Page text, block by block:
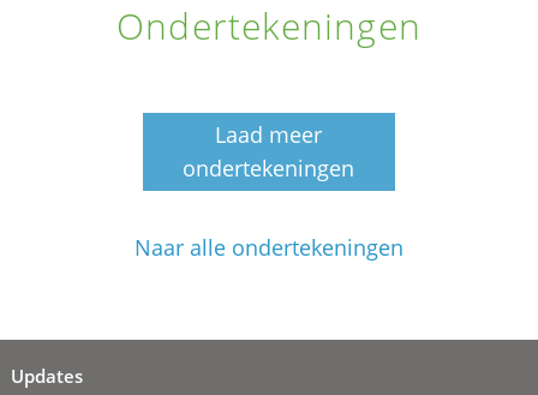
Ondertekeningen
Laad meer
ondertekeningen
Naar alle ondertekeningen
Updates